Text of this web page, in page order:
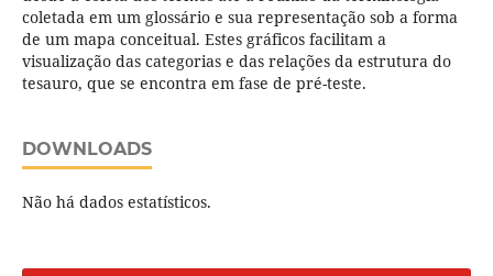
coletada em um glossário e sua representação sob a forma
de um mapa conceitual. Estes gráficos facilitam a
visualização das categorias e das relações da estrutura do
tesauro, que se encontra em fase de pré-teste.
DOWNLOADS
Não há dados estatísticos.